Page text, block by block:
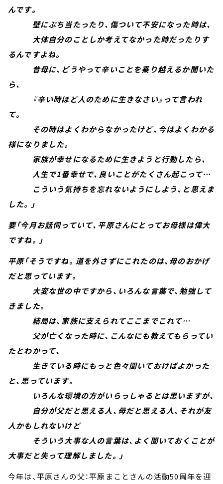
んです。
壁にぶち当たったり、傷ついて不安になった時は、
大体自分のことしか考えてなかった時だったりす
るんですよね。
昔母に、どうやって辛いことを乗り越えるか聞いた
ら、
『辛い時ほど人のために生きなさい』って言われ
て。
その時はよくわからなかったけど、今はよくわかる
様になりました。
家族が幸せになるために生きようと行動したら、
人生で1番幸せで、良いことがたくさん起こって…
こういう気持ちを忘れないようにしよう、と思えま
した。」
要「今月お話伺っていて、平原さんにとってお母様は偉大
ですね。」
平原「そうですね。道を外さずにこれたのは、母のおかげ
だと思っています。
大変な世の中ですから、いろんな言葉で、勉強して
きました。
結局は、家族に支えられてここまでこれて…
父が亡くなった時に、こんなにも教えてもらってい
たとわかって、
生きている時にもっと色々聞いておけばよかった
と、思っています。
いろんな環境の方がいらっしゃるとは思いますが、
自分が父だと思える人、母だと思える人、それが友
人かもしれないけど
そういう大事な人の言葉は、よく聞いておくことが
大事だと失って理解しました。」
今年は、平原さんの父：平原まことさんの活動50周年を迎